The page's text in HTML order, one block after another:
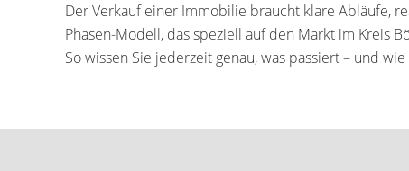
Der Verkauf einer Immobilie braucht klare Abläufe,
Phasen-Modell, das speziell auf den Markt im Kreis
So wissen Sie jederzeit genau, was passiert – und